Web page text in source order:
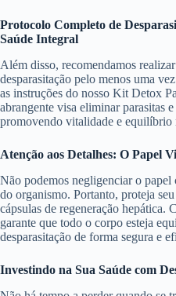
Protocolo Completo de
Saúde Integral
Além disso, recomendamos
desparasitação pelo menos uma
as instruções do nosso Kit Detox
abrangente visa eliminar parasitas
promovendo vitalidade e equilíbrio
Atenção aos Detalhes: O Papel
Não podemos negligenciar o
do organismo. Portanto, proteja
cápsulas de regeneração hepática.
garante que todo o corpo esteja
desparasitação de forma segura e
Investindo na Sua Saúde com